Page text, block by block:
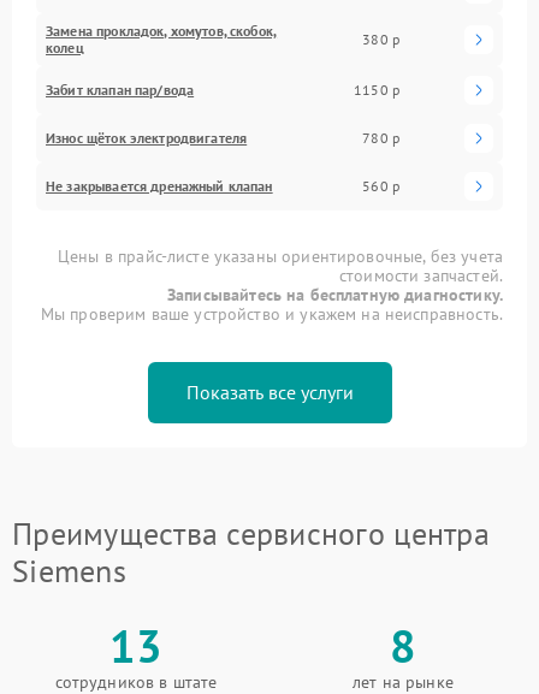
Замена прокладок, хомутов, скобок,
колец
380 р
Забит клапан пар/вода 1150 р
Износ щёток электродвигателя 780 р
Не закрывается дренажный клапан 560 р
Цены в прайс-листе указаны ориентировочные, без учета
стоимости запчастей.
Записывайтесь на бесплатную диагностику.
Мы проверим ваше устройство и укажем на неисправность.
Показать все услуги
Преимущества сервисного центра
Siemens
13
сотрудников в штате
8
лет на рынке